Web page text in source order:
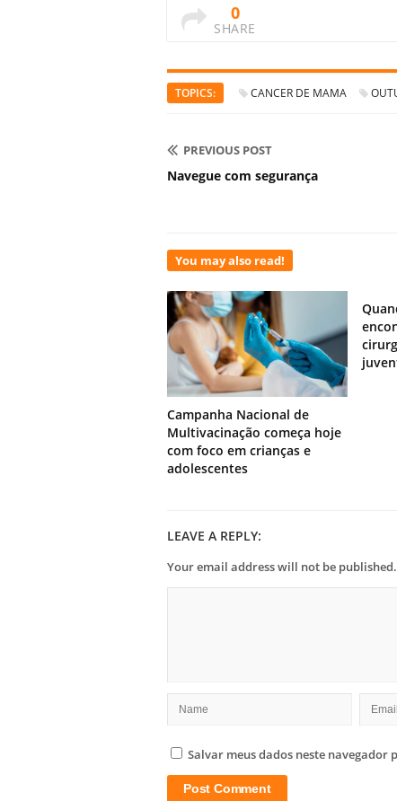
0
SHARE
TOPICS: CANCER DE MAMA
PREVIOUS POST
Navegue com segurança
You may also read!
Campanha Nacional de
Multivacinação começa hoje
com foco em crianças e
adolescentes
LEAVE A REPLY:
Your email address will not be published.
Salvar meus dados neste navegador